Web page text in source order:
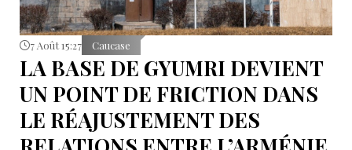
7 Août 15:27 Caucase
LA BASE DE GYUMRI DEVIENT
UN POINT DE FRICTION DANS
LE RÉAJUSTEMENT DES